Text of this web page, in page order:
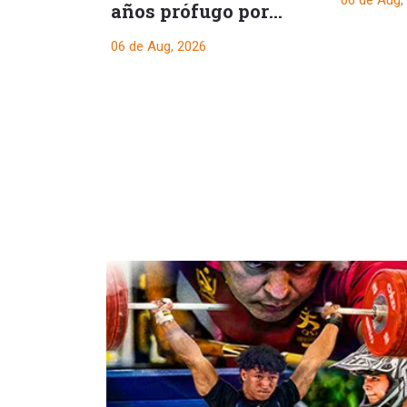
años prófugo por
conmocionó a Melgar
06 de Aug, 2026